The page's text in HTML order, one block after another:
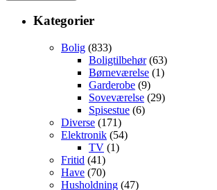
Kategorier
Bolig (833)
Boligtilbehør(63)
Børneværelse (1)
Garderobe (9)
Soveværelse (29)
Spisestue (6)
Diverse (171)
Elektronik (54)
TV (1)
Fritid (41)
Have (70)
Husholdning (47)